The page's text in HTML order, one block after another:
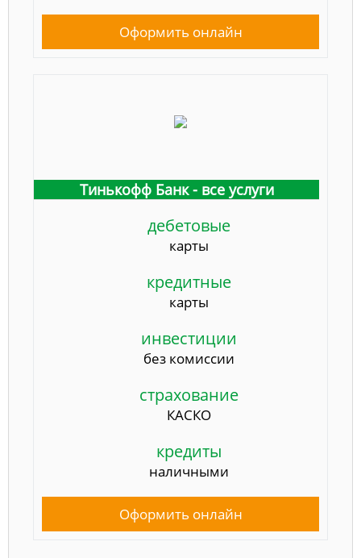
Оформить онлайн
Тинькофф Банк - все услуги
дебетовые
карты
кредитные
карты
инвестиции
без комиссии
страхование
КАСКО
кредиты
наличными
Оформить онлайн